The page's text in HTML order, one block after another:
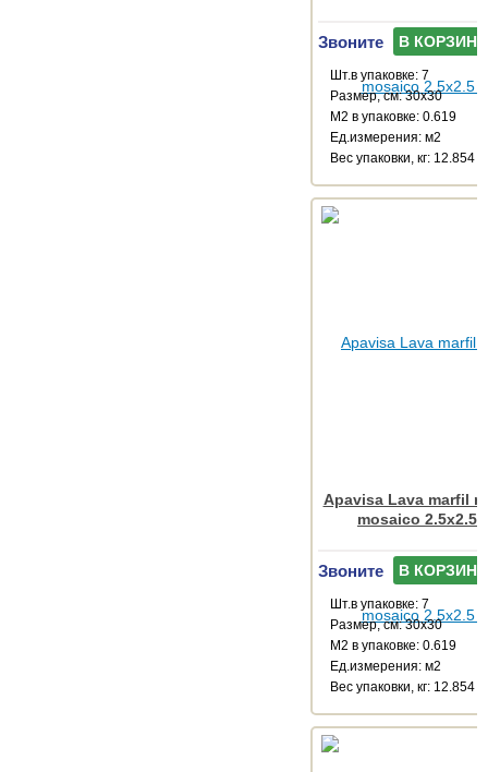
Звоните В КОРЗИНУ
Шт.в упаковке: 7
Размер, см: 30x30
М2 в упаковке: 0.619
Ед.измерения: м2
Веc упаковки, кг: 12.854
Apavisa Lava marfil
mosaico 2.5x2.5
Звоните В КОРЗИНУ
Шт.в упаковке: 7
Размер, см: 30x30
М2 в упаковке: 0.619
Ед.измерения: м2
Веc упаковки, кг: 12.854